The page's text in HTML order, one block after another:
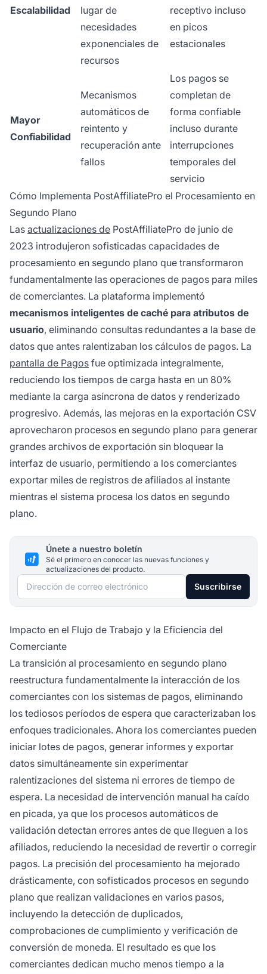
Escalabilidad
lugar de
necesidades
exponenciales de
recursos
receptivo incluso
en picos
estacionales
Mayor
Confiabilidad
Mecanismos
automáticos de
reintento y
recuperación ante
fallos
Los pagos se
completan de
forma confiable
incluso durante
interrupciones
temporales del
servicio
Cómo Implementa PostAffiliatePro el Procesamiento en
Segundo Plano
Las actualizaciones de PostAffiliatePro de junio de
2023 introdujeron sofisticadas capacidades de
procesamiento en segundo plano que transformaron
fundamentalmente las operaciones de pagos para miles
de comerciantes. La plataforma implementó
mecanismos inteligentes de caché para atributos de
usuario, eliminando consultas redundantes a la base de
datos que antes ralentizaban los cálculos de pagos. La
pantalla de Pagos fue optimizada integralmente,
reduciendo los tiempos de carga hasta en un 80%
mediante la carga asíncrona de datos y renderizado
progresivo. Además, las mejoras en la exportación CSV
aprovecharon procesos en segundo plano para generar
grandes archivos de exportación sin bloquear la
interfaz de usuario, permitiendo a los comerciantes
exportar miles de registros de afiliados al instante
mientras el sistema procesa los datos en segundo
plano.
Únete a nuestro boletín
Sé el primero en conocer las nuevas funciones y
actualizaciones del producto.
Dirección de correo electrónico Suscribirse
Impacto en el Flujo de Trabajo y la Eficiencia del
Comerciante
La transición al procesamiento en segundo plano
reestructura fundamentalmente la interacción de los
comerciantes con los sistemas de pagos, eliminando
los tediosos períodos de espera que caracterizaban los
enfoques tradicionales. Ahora los comerciantes pueden
iniciar lotes de pagos, generar informes y exportar
datos simultáneamente sin experimentar
ralentizaciones del sistema ni errores de tiempo de
espera. La necesidad de intervención manual ha caído
en picada, ya que los procesos automáticos de
validación detectan errores antes de que lleguen a los
afiliados, reduciendo la necesidad de revertir o corregir
pagos. La precisión del procesamiento ha mejorado
drásticamente, con sofisticados procesos en segundo
plano que realizan validaciones en varios pasos,
incluyendo la detección de duplicados,
comprobaciones de cumplimiento y verificación de
conversión de moneda. El resultado es que los
comerciantes dedican mucho menos tiempo a la